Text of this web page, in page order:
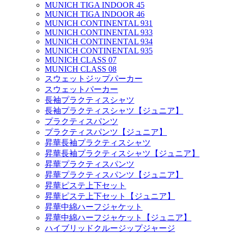
MUNICH TIGA INDOOR 45
MUNICH TIGA INDOOR 46
MUNICH CONTINENTAL 931
MUNICH CONTINENTAL 933
MUNICH CONTINENTAL 934
MUNICH CONTINENTAL 935
MUNICH CLASS 07
MUNICH CLASS 08
スウェットジップパーカー
スウェットパーカー
長袖プラクティスシャツ
長袖プラクティスシャツ【ジュニア】
プラクティスパンツ
プラクティスパンツ【ジュニア】
昇華長袖プラクティスシャツ
昇華長袖プラクティスシャツ【ジュニア】
昇華プラクティスパンツ
昇華プラクティスパンツ【ジュニア】
昇華ピステ上下セット
昇華ピステ上下セット【ジュニア】
昇華中綿ハーフジャケット
昇華中綿ハーフジャケット【ジュニア】
ハイブリッドクルージップジャージ